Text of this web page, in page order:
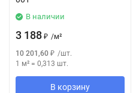
В наличии
3 188 ₽ /м²
10 201,60 ₽ /шт.
1 м² = 0,313 шт.
В корзину